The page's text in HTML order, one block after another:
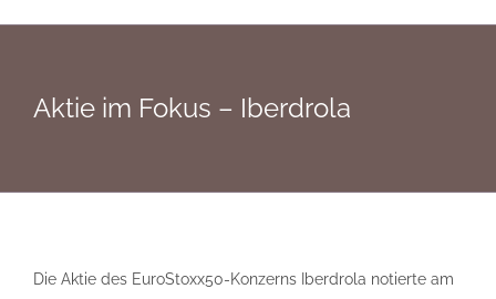
Aktie im Fokus – Iberdrola
Die Aktie des EuroStoxx50-Konzerns Iberdrola notierte am